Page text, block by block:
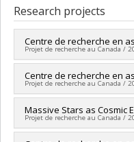
Cycle :Master's
Grade :M. Sc.
Lien vers le document
Research projects
Centre de recherche en
Projet de recherche au Canada /
Lead researcher :David
Co-researchers : Pierre
Bergeron,René Doyon,
Julie Hlavacek-Larrondo,
Björn Benneke
Centre de recherche en
Projet de recherche au Canada /
Lead researcher : Pierre
Co-researchers : Gilles
Moffat,René Doyon,
Massive Stars as Cosmic
Projet de recherche au Canada /